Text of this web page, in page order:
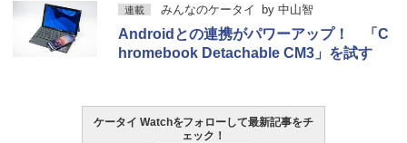
連載 みんなのケータイ by 中山智
Androidとの連携がパワーアップ！ 「C
hromebook Detachable CM3」を試す
ケータイ Watchをフォローして最新記事をチ
ェック！